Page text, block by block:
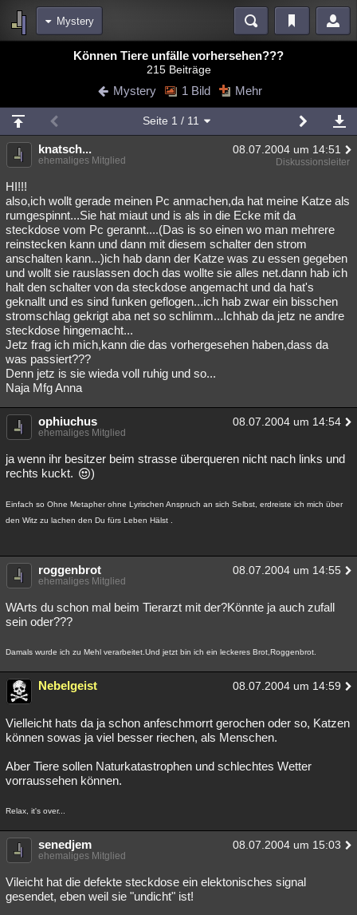
Mystery
Blogs Videos
Chat Wiki Neuigkeiten
meine Rubriken
Menschen Wissenschaft Mystery Kriminalfälle
Spiritualität
Natur Umfragen Unterhaltung
weitere Rubriken
Philosophie Träume Orte Esoterik Literatur
Astronomie Helpdesk Gruppen Gaming Filme
Musik Clash Verbesserungen
Übersichten
Besucht Teilgenommen Alle Neue
Lesenswert Schlüsselwörter
Können Tiere unfälle vorhersehen???
215 Beiträge
Mystery 1 Bild Mehr
Seite 1 / 11
knatsch... 08.07.2004 um 14:51
ehemaliges Mitglied Diskussionsleiter
HI!!!
also,ich wollt gerade meinen Pc anmachen,da hat meine Katze als
rumgespinnt...Sie hat miaut und is als in die Ecke mit da
steckdose vom Pc gerannt....(Das is so einen wo man mehrere
reinstecken kann und dann mit diesem schalter den strom
anschalten kann...)ich hab dann der Katze was zu essen gegeben
und wollt sie rauslassen doch das wollte sie alles net.dann hab ich
halt den schalter von da steckdose angemacht und da hat's
geknallt und es sind funken geflogen...ich hab zwar ein bisschen
stromschlag gekrigt aba net so schlimm...Ichhab da jetz ne andre
steckdose hingemacht...
Jetz frag ich mich,kann die das vorhergesehen haben,dass da
was passiert???
Denn jetz is sie wieda voll ruhig und so...
Naja Mfg Anna
ophiuchus 08.07.2004 um 14:54
ehemaliges Mitglied
ja wenn ihr besitzer beim strasse überqueren nicht nach links und
rechts kuckt.
)
Einfach so Ohne Metapher ohne Lyrischen Anspruch an sich Selbst, erdreiste ich mich über
den Witz zu lachen den Du fürs Leben Hälst .
roggenbrot 08.07.2004 um 14:55
ehemaliges Mitglied
WArts du schon mal beim Tierarzt mit der?Könnte ja auch zufall
sein oder???
Damals wurde ich zu Mehl verarbeitet.Und jetzt bin ich ein leckeres Brot,Roggenbrot.
Nebelgeist 08.07.2004 um 14:59
Vielleicht hats da ja schon anfeschmorrt gerochen oder so, Katzen
können sowas ja viel besser riechen, als Menschen.
Aber Tiere sollen Naturkatastrophen und schlechtes Wetter
vorraussehen können.
Relax, it's over...
senedjem 08.07.2004 um 15:03
ehemaliges Mitglied
Vileicht hat die defekte steckdose ein elektonisches signal
gesendet, eben weil sie "undicht" ist!